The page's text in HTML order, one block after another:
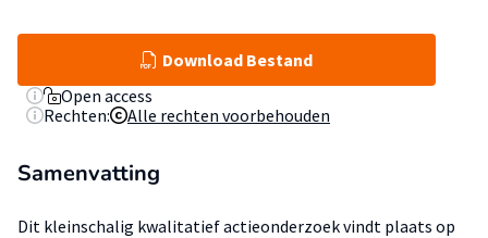
Download Bestand
Open access
Rechten:
Alle rechten voorbehouden
Samenvatting
Dit kleinschalig kwalitatief actieonderzoek vindt plaats op